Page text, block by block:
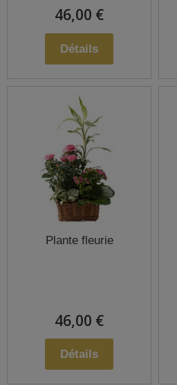
46,00 €
Détails
Plante fleurie
46,00 €
Détails